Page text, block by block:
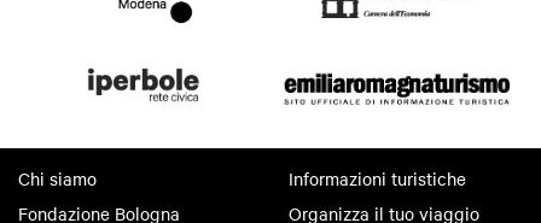
Chi siamo
Fondazione Bologna
Informazioni turistiche
Organizza il tuo viaggio